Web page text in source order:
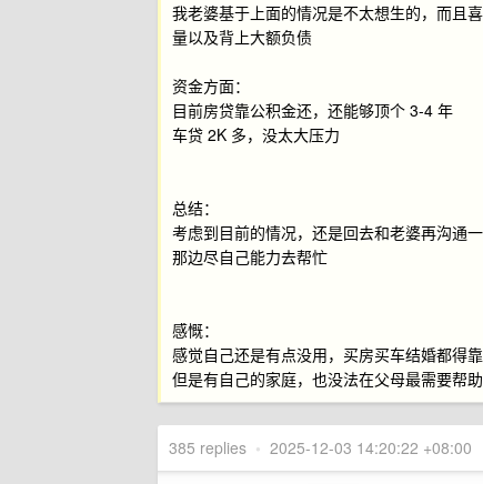
我老婆基于上面的情况是不太想生的，而且
量以及背上大额负债
资金方面：
目前房贷靠公积金还，还能够顶个 3-4 年
车贷 2K 多，没太大压力
总结：
考虑到目前的情况，还是回去和老婆再沟通
那边尽自己能力去帮忙
感慨：
感觉自己还是有点没用，买房买车结婚都得
但是有自己的家庭，也没法在父母最需要帮
385 replies • 2025-12-03 14:20:22 +08:00